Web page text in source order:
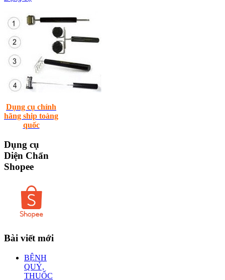
Dụng cụ chính
hãng ship toàng
quốc
Dụng cụ
Diện Chẩn
Shopee
Bài viết mới
BỆNH
QUỶ,
THUỐC